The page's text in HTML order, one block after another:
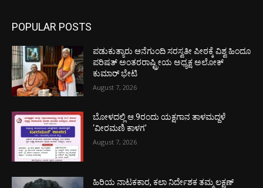
POPULAR POSTS
ಪಡುಕುತ್ಯಾರು ಆನೆಗುಂದಿ ಸರಸ್ವತೀ ಪೀಠಕ್ಕೆ ವಿಶ್ವ ಹಿಂದೂ
ಪರಿಷತ್ ಅಂತರರಾಷ್ಟ್ರೀಯ ಅಧ್ಯಕ್ಷ ಅಲೋಕ್
ಕುಮಾರ್ ಭೇಟಿ
August 7, 2026
ಬೋಳದಲ್ಲಿ ಆ.9ರಂದು ಯಕ್ಷಗಾನ ತಾಳಮದ್ದಳೆ
‘ವೀರಮಣಿ ಕಾಳಗ’
August 7, 2026
ಹಿರಿಯ ನಾಟಕಕಾರ, ಕಲಾ ನಿರ್ದೇಶಕ ತಮ್ಮ ಲಕ್ಷಣ್